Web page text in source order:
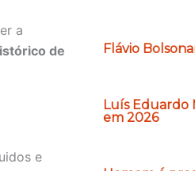
a
de
e
Flávio
Luís Eduardo
em 2026